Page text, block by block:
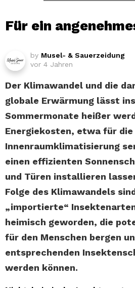
Für ein
by Musel- & Sauerzeidung
vor 4 Jahren
Der Klimawandel und die
globale Erwärmung lässt
Sommermonate heißer
Energiekosten, etwa für die
Innenraumklimatisierung
einen effizienten
und Türen installieren
Folge des Klimawandels
„importierte“
heimisch geworden, die
für den Menschen bergen
entsprechenden
werden können.